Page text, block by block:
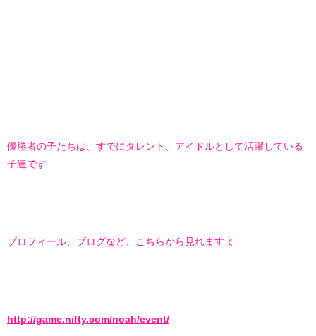
優勝者の子たちは、すでにタレント、アイドルとして活躍している
子達です
プロフィール、ブログなど、こちらから見れますよ
http://game.nifty.com/noah/event/